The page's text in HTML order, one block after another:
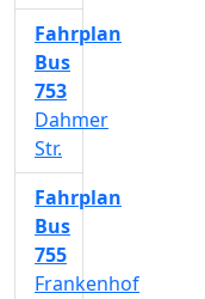
Fahrplan
Bus
753
Dahmer
Str.
Fahrplan
Bus
755
Frankenhof